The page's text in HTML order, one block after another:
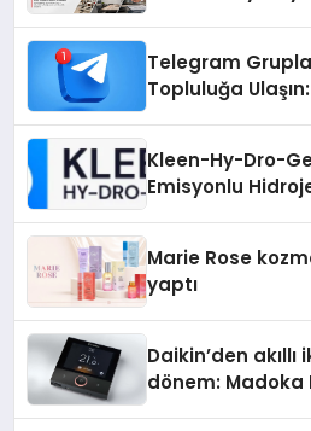
Telegram
Topluluğa
Kleen-Hy-Dro-
Emisyonlu
Marie Rose
yaptı
Daikin’den
dönem: Madoka